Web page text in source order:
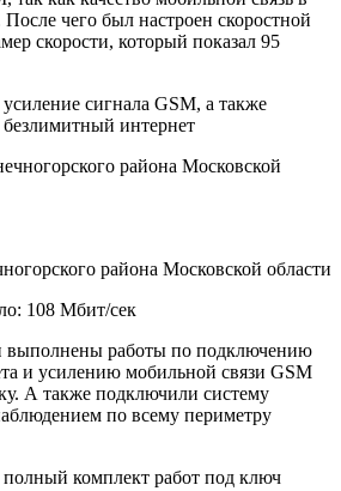
чего был настроен скоростной
скорости, который показал 95
сигнала GSM, а также
интернет
района Московской области
108 Мбит/сек
работы по подключению
и усилению мобильной связи GSM
А также подключили систему
по всему периметру
комплект работ под ключ